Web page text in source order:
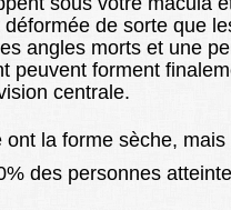
de sorte que
angles morts et une
peuvent forment
centrale.
la forme sèche,
des personnes